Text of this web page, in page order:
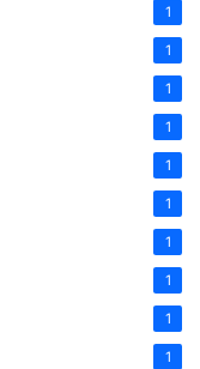
1
1
1
1
1
1
1
1
1
1